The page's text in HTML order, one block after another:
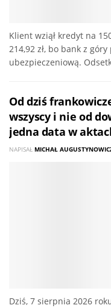
Klient wziął kredyt na
214,92 zł, bo bank z góry
ubezpieczeniową.
Od dziś
wszyscy i nie od
jedna data w
NAPISAŁ MICHAŁ
Dziś, 7 sierpnia 2026